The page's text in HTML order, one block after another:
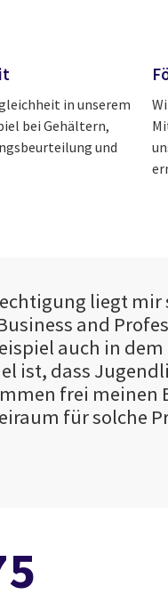
in unserem
bei Gehältern,
und
liegt
and
auch in
ist, dass
frei
für solche